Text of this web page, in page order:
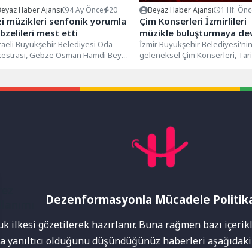
Haber Ajansı 4 Ay Önce 20
müzikleri senfonik yorumla
mest etti
Büyükşehir Belediyesi Oda
Gebze Osman Hamdi Bey
Beyaz Haber Ajansı 1 Hf.
Çim Konserleri İzmirlileri
müzikle buluşturmaya
ediyor
İzmir Büyükşehir Belediyesi'nin
geleneksel Çim Konserleri,
Dezenformasyonla Mücadele
ilkesi gözetilerek hazırlanır. Buna rağmen bazı
yanıltıcı olduğunu düşündüğünüz haberleri